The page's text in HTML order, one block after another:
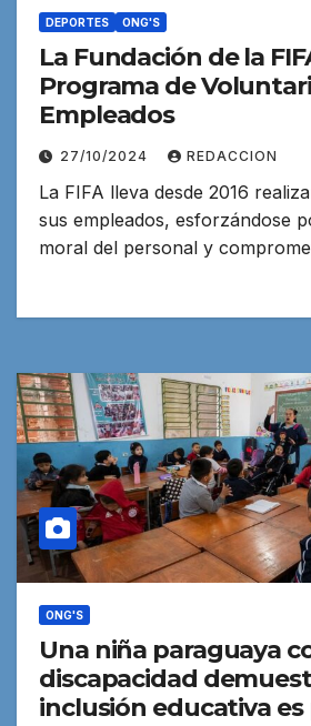
DEPORTES ONG'S
La Fundación de la
Programa de
Empleados
27/10/2024 REDACCION
La FIFA lleva desde 2016
sus empleados, esforzándose
moral del personal y
ONG'S
Una niña paraguaya
discapacidad
inclusión educativa es